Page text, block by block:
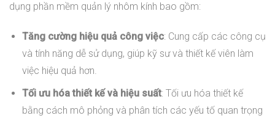
dụng phần mềm quản lý nhôm kính bao gồm:
Tăng cường hiệu quả công việc: Cung cấp các công cụ
và tính năng dễ sử dụng, giúp kỹ sư và thiết kế viên làm
việc hiệu quả hơn.
Tối ưu hóa thiết kế và hiệu suất: Tối ưu hóa thiết kế
bằng cách mô phỏng và phân tích các yếu tố quan trọng